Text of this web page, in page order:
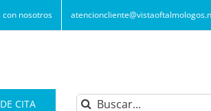
con nosotros
CITA Buscar: